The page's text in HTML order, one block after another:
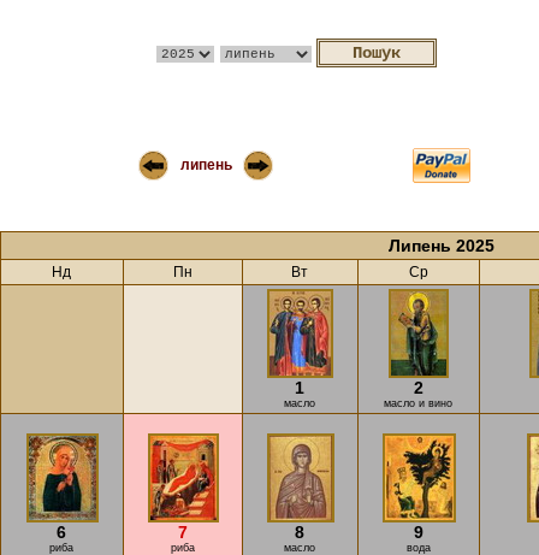
липень
Липень 2025
Нд Пн Вт Ср
1
масло
2
масло и вино
6
риба
7
риба
8
масло
9
вода